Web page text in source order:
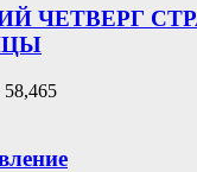
ЧЕТВЕРГ
58,465